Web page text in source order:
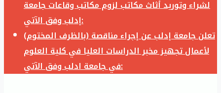
لشراء وتوريد أثاث مكاتب لزوم مكاتب وقاعات جامعة
إدلب وفق الآتي:
تعلن جامعة إدلب عن إجراء مناقصة (بالظرف المختوم)
لأعمال تجهيز مخبر الدراسات العليا في كلية العلوم
في جامعة ادلب وفق الآتي: